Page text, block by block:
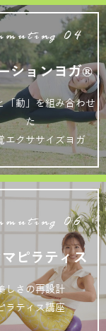
04
ションヨガ®
「動」を組み合わせ
た
エクササイズヨガ
06
ピラティス
しさの再設計
ラティス講座